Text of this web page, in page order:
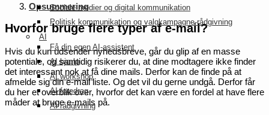
Sociale medier og digital kommunikation
Politisk kommunikation og valgkampagne-rådgivning
AI
Få din egen AI-assistent
AI hjælp
AI workshop
AI foredrag
AI rådgivning
Opsummering
Hvorfor bruge flere typer af e-mail?
Hvis du kun udsender nyhedsbreve, går du glip af en masse
potentiale, og samtidig risikerer du, at dine modtagere ikke finder
det interessant nok at få dine mails. Derfor kan de finde på at
afmelde sig din e-mail liste. Og det vil du gerne undgå. Derfor får
du her et overblik over, hvorfor det kan være en fordel at have flere
måder at bruge e-mails på.